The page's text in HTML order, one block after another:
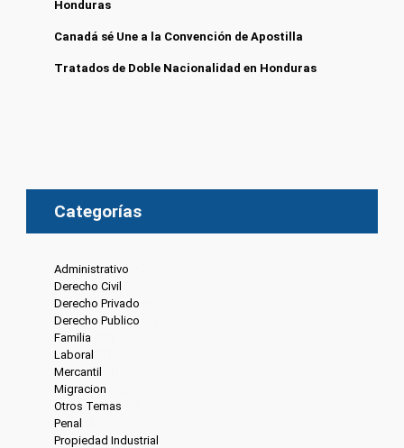
Honduras
Canadá sé Une a la Convención de Apostilla
Tratados de Doble Nacionalidad en Honduras
Categorías
Administrativo
Derecho Civil
Derecho Privado
Derecho Publico
Familia
Laboral
Mercantil
Migracion
Otros Temas
Penal
Propiedad Industrial